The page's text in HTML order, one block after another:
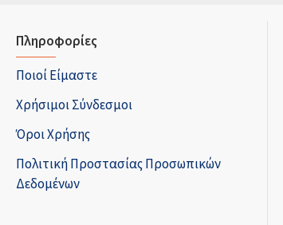
Πληροφορίες
Ποιοί Είμαστε
Χρήσιμοι Σύνδεσμοι
Όροι Χρήσης
Πολιτική Προστασίας Προσωπικών
Δεδομένων